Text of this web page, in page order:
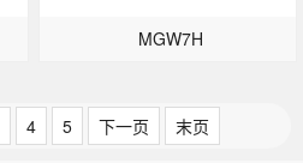
MGW7H
4 5 下一页
末页